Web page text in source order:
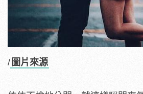
/ 圖片來源